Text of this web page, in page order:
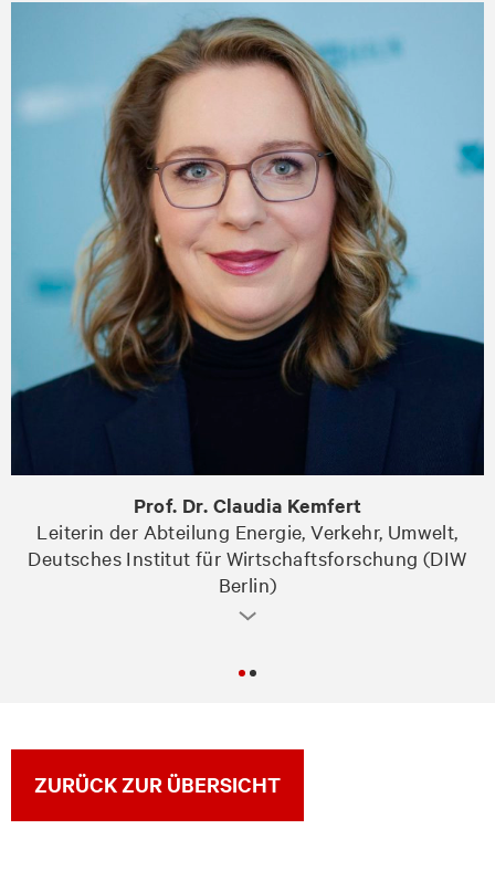
Prof. Dr. Claudia Kemfert
Leiterin der Abteilung Energie, Verkehr, Umwelt,
Deutsches Institut für Wirtschaftsforschung (DIW
Berlin)
ZURÜCK ZUR ÜBERSICHT